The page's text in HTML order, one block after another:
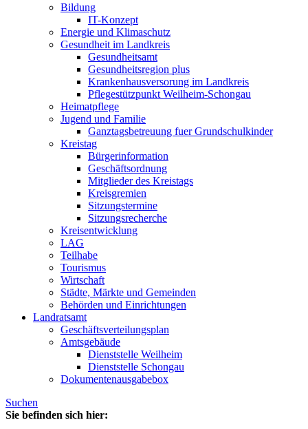
Bildung
IT-Konzept
Energie und Klimaschutz
Gesundheit im Landkreis
Gesundheitsamt
Gesundheitsregion plus
Krankenhausversorung im Landkreis
Pflegestützpunkt Weilheim-Schongau
Heimatpflege
Jugend und Familie
Ganztagsbetreuung fuer Grundschulkinder
Kreistag
Bürgerinformation
Geschäftsordnung
Mitglieder des Kreistags
Kreisgremien
Sitzungstermine
Sitzungsrecherche
Kreisentwicklung
LAG
Teilhabe
Tourismus
Wirtschaft
Städte, Märkte und Gemeinden
Behörden und Einrichtungen
Landratsamt
Geschäftsverteilungsplan
Amtsgebäude
Dienststelle Weilheim
Dienststelle Schongau
Dokumentenausgabebox
Suchen
Sie befinden sich hier: